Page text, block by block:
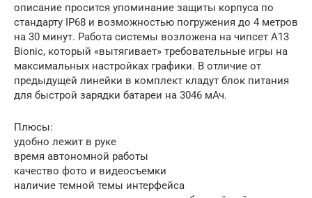
описание просится упоминание защиты корпуса по
стандарту IP68 и возможностью погружения до 4 метров
на 30 минут. Работа системы возложена на чипсет A13
Bionic, который «вытягивает» требовательные игры на
максимальных настройках графики. В отличие от
предыдущей линейки в комплект кладут блок питания
для быстрой зарядки батареи на 3046 мАч.
Плюсы:
удобно лежит в руке
время автономной работы
качество фото и видеосъемки
наличие темной темы интерфейса